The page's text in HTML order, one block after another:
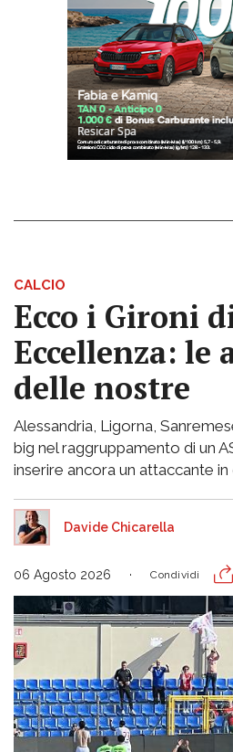
CALCIO
Ecco i Gironi
Eccellenza: le
delle nostre
Alessandria, Ligorna,
big nel raggruppamento di un
inserire ancora un attaccante
Davide Chicarella
06 Agosto 2026 Condividi